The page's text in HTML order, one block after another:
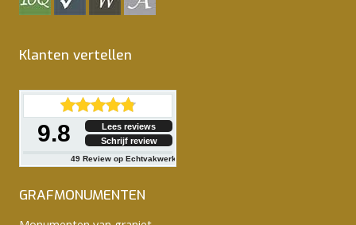
Klanten vertellen
9.8
Lees reviews
Schrijf review
49 Review op Echtvakwerk
GRAFMONUMENTEN